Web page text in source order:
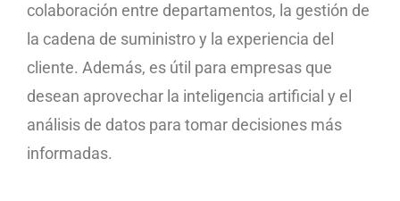
colaboración entre departamentos, la gestión de
la cadena de suministro y la experiencia del
cliente. Además, es útil para empresas que
desean aprovechar la inteligencia artificial y el
análisis de datos para tomar decisiones más
informadas.